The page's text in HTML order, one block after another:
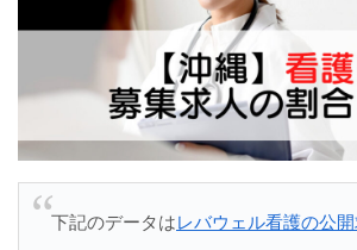
下記のデータはレバウェル看護の公開